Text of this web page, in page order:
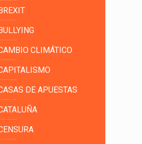
BREXIT
BULLYING
CLIMÁTICO
DE APUESTAS